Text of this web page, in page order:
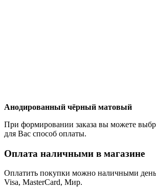
Анодированный чёрный матовый
При формировании заказа вы можете
для Вас способ оплаты.
Оплата наличными в магазине
Оплатить покупки можно наличными
Visa, MasterCard, Мир.